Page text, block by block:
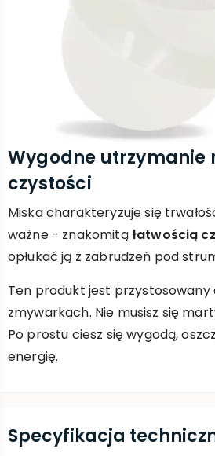
Wygodne utrzymanie
czystości
Miska charakteryzuje się
ważne - znakomitą łatwością
opłukać ją z zabrudzeń pod
Ten produkt jest przystosowany
zmywarkach. Nie musisz się
Po prostu ciesz się wygodą,
energię.
Specyfikacja